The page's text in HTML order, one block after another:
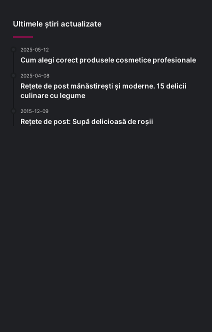
Ultimele știri actualizate
2025-05-12
Cum alegi corect produsele cosmetice profesionale
2025-04-08
Rețete de post mănăstirești și moderne. 15 delicii
culinare cu legume
2015-12-09
Rețete de post: Supă delicioasă de roșii